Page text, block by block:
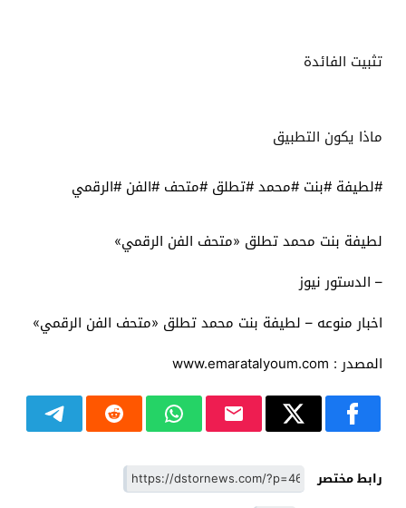
تثبيت الفائدة
ماذا يكون التطبيق
#لطيفة #بنت #محمد #تطلق #متحف #الفن #الرقمي
لطيفة بنت محمد تطلق «متحف الفن الرقمي»
– الدستور نيوز
اخبار منوعه – لطيفة بنت محمد تطلق «متحف الفن الرقمي»
المصدر : www.emaratalyoum.com
رابط مختصر